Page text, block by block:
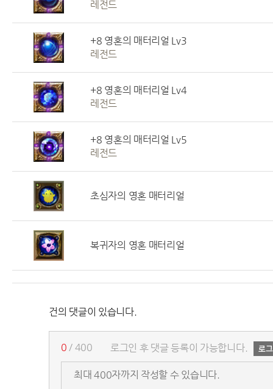
레전드
+8 영혼의 매터리얼 Lv3
레전드
+8 영혼의 매터리얼 Lv4
레전드
+8 영혼의 매터리얼 Lv5
레전드
초심자의 영혼 매터리얼
복귀자의 영혼 매터리얼
건의 댓글이 있습니다.
로그인 후 댓글 등록이 가능합니다.
0 / 400